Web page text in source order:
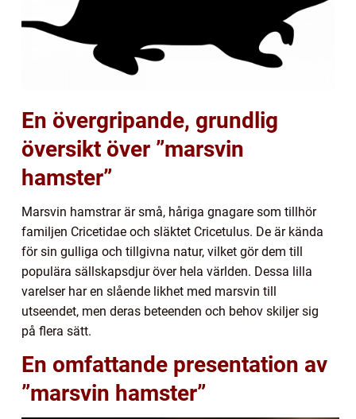
En övergripande, grundlig
översikt över ”marsvin
hamster”
Marsvin hamstrar är små, håriga gnagare som tillhör
familjen Cricetidae och släktet Cricetulus. De är kända
för sin gulliga och tillgivna natur, vilket gör dem till
populära sällskapsdjur över hela världen. Dessa lilla
varelser har en slående likhet med marsvin till
utseendet, men deras beteenden och behov skiljer sig
på flera sätt.
En omfattande presentation av
”marsvin hamster”